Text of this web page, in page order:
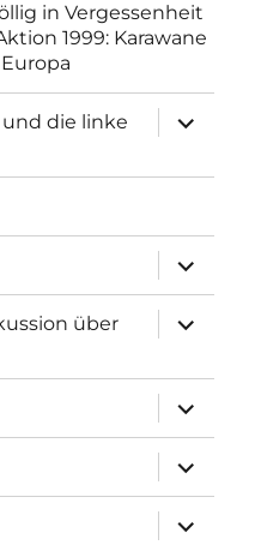
in Vergessenheit
1999: Karawane
die linke
anzeigen
anzeigen
über
anzeigen
anzeigen
anzeigen
anzeigen